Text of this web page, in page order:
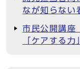
なが知らない
市民公開講
「ケアする力